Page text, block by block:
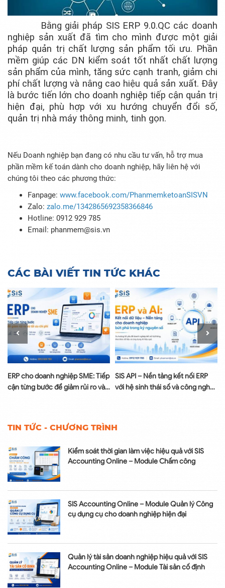
TIN TỨC - CHƯƠNG TRÌNH
Kiểm soát thời gian làm việc hiệu quả với SIS
Accounting Online – Module Chấm công
SIS Accounting Online – Module Quản lý Công
cụ dụng cụ cho doanh nghiệp hiện đại
Quản lý tài sản doanh nghiệp hiệu quả với SIS
Accounting Online – Module Tài sản cố định
Bằng giải pháp SIS ERP 9.0.QC các doanh
nghiệp sản xuất đã tìm cho mình được một giải
pháp quản trị chất lượng sản phẩm tối ưu. Phần
mềm giúp các DN kiểm soát tốt nhất chất lượng
sản phẩm của mình, tăng sức cạnh tranh, giảm chi
phí chất lượng và nâng cao hiệu quả sản xuất. Đây
là bước tiến lớn cho doanh nghiệp tiếp cận quản trị
hiện đại, phù hợp với xu hướng chuyển đổi số,
quản trị nhà máy thông minh, tinh gọn.
Nếu Doanh nghiệp bạn đang có nhu cầu tư vấn, hỗ trợ mua
phần mềm kế toán dành cho doanh nghiệp, hãy liên hệ với
chúng tôi theo các phương thức:
Fanpage: www.facebook.com/PhanmemketoanSISVN
Zalo: zalo.me/1342865692358366846
Hotline: 0912 929 785
Email: phanmem@sis.vn
CÁC BÀI VIẾT TIN TỨC KHÁC
ERP cho doanh nghiệp SME: Tiếp
cận từng bước để giảm rủi ro và
SIS API – Nền tảng kết nối ERP
với hệ sinh thái số và công nghệ